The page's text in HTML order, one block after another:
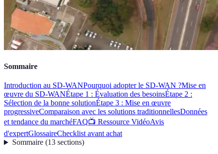
Sommaire
Introduction au SD-WANPourquoi adopter le SD-WAN ?Mise en
œuvre du SD-WANÉtape 1 : Évaluation des besoinsÉtape 2 :
Sélection de la bonne solutionÉtape 3 : Mise en œuvre
progressiveComparaison avec les solutions traditionnellesDonnées
et tendance du marchéFAQ📺 Ressource VidéoAvis
d'expertGlossaireChecklist avant achat
Sommaire(13 sections)